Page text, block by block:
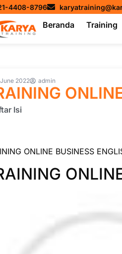
4408-8796
Beranda Training
2022 admin
Isi
ONLINE BUSINESS